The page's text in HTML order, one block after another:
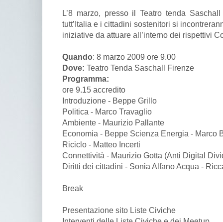
L’8 marzo, presso il Teatro tenda
tutt’Italia e i cittadini sostenitori si
iniziative da attuare all’interno dei rispettivi
Quando: 8 marzo 2009 ore 9.00
Dove: Teatro Tenda Saschall Firenze
Programma:
ore 9.15 accredito
Introduzione - Beppe Grillo
Politica - Marco Travaglio
Ambiente - Maurizio Pallante
Economia - Beppe Scienza Energia - Marco
Riciclo - Matteo Incerti
Connettività - Maurizio Gotta (Anti Digital
Diritti dei cittadini - Sonia Alfano Acqua -
Break
Presentazione sito Liste Civiche